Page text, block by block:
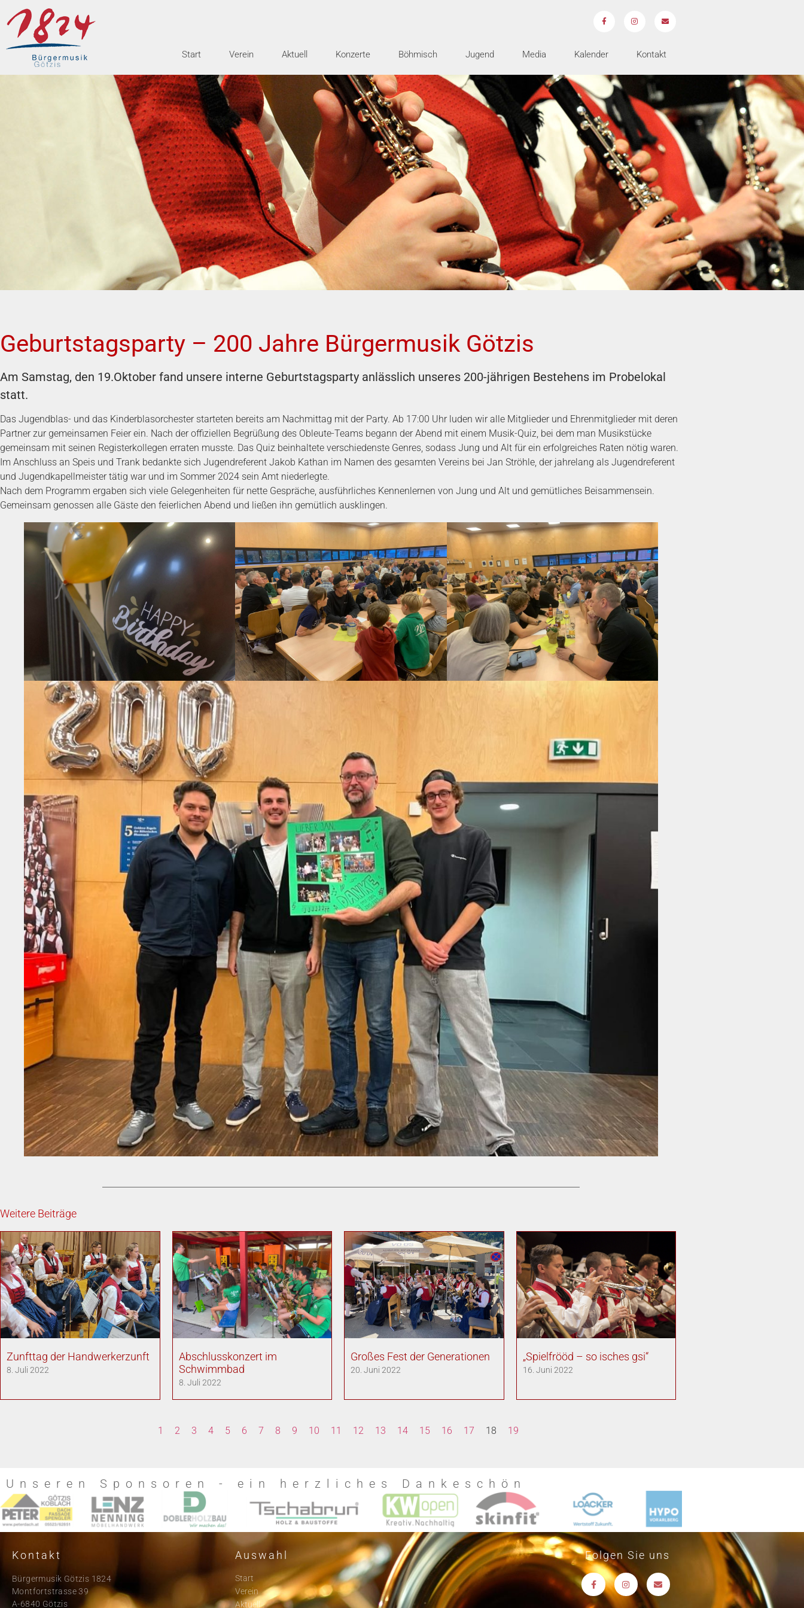
Start Verein Aktuell Konzerte Böhmisch Jugend Media Kalender Kontakt
Geburtstagsparty – 200 Jahre Bürgermusik Götzis
Am Samstag, den 19.Oktober fand unsere interne Geburtstagsparty anlässlich unseres 200-jährigen Bestehens im Probelokal
statt.
Das Jugendblas- und das Kinderblasorchester starteten bereits am Nachmittag mit der Party. Ab 17:00 Uhr luden wir alle Mitglieder und Ehrenmitglieder mit deren
Partner zur gemeinsamen Feier ein. Nach der offiziellen Begrüßung des Obleute-Teams begann der Abend mit einem Musik-Quiz, bei dem man Musikstücke
gemeinsam mit seinen Registerkollegen erraten musste. Das Quiz beinhaltete verschiedenste Genres, sodass Jung und Alt für ein erfolgreiches Raten nötig waren.
Im Anschluss an Speis und Trank bedankte sich Jugendreferent Jakob Kathan im Namen des gesamten Vereins bei Jan Ströhle, der jahrelang als Jugendreferent
und Jugendkapellmeister tätig war und im Sommer 2024 sein Amt niederlegte.
Nach dem Programm ergaben sich viele Gelegenheiten für nette Gespräche, ausführliches Kennenlernen von Jung und Alt und gemütliches Beisammensein.
Gemeinsam genossen alle Gäste den feierlichen Abend und ließen ihn gemütlich ausklingen.
Weitere Beiträge
Zunfttag der Handwerkerzunft
8. Juli 2022
Abschlusskonzert im
Schwimmbad
8. Juli 2022
Großes Fest der Generationen
20. Juni 2022
„Spielfrööd – so isches gsi“
16. Juni 2022
1 2 3 4 5 6 7 8 9 10 11 12 13 14 15 16 17 18 19
Unseren Sponsoren - ein herzliches Dankeschön
Kontakt
Bürgermusik Götzis 1824
Montfortstrasse 39
A-6840 Götzis
Auswahl
Start
Verein
Aktuell
Folgen Sie uns